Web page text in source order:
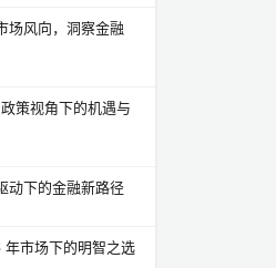
场风向，洞察金融
策视角下的机遇与
动下的金融新路径
市场下的明智之选